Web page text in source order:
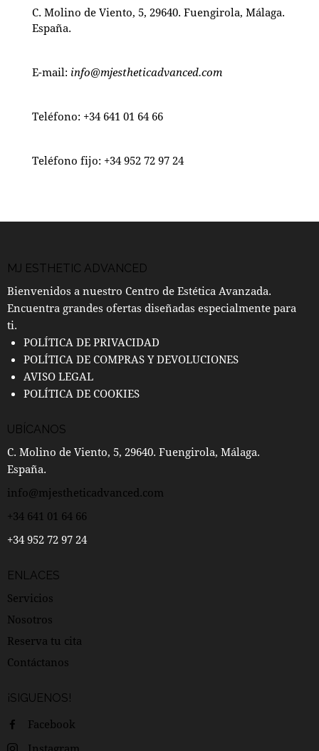
C. Molino de Viento, 5, 29640. Fuengirola, Málaga.
España.
E-mail: info@mjestheticadvanced.com
Teléfono: +34 641 01 64 66
Teléfono fijo: +34 952 72 97 24
MJ ESTHETIC ADVANCED
Bienvenidos a nuestro Centro de Estética Avanzada.
Encuentra grandes ofertas diseñadas especialmente para
ti.
POLÍTICA DE PRIVACIDAD
POLÍTICA DE COMPRAS Y DEVOLUCIONES
AVISO LEGAL
POLÍTICA DE COOKIES
UBÍCANOS
C. Molino de Viento, 5, 29640. Fuengirola, Málaga.
España.
info@mjestheticadvanced.com
+34 641 01 64 66
+34 952 72 97 24
ENLACES
Servicios
Nosotros
Reserva tu cita
Contáctanos
¡SIGUENOS!
Facebook
Instagram